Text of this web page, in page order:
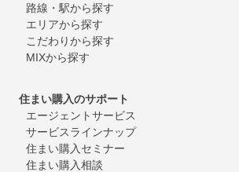
路線・駅から探す
エリアから探す
こだわりから探す
MIXから探す
住まい購入のサポート
エージェントサービス
サービスラインナップ
住まい購入セミナー
住まい購入相談